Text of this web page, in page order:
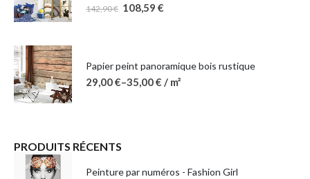
142,90€ 108,59 €
Papier peint panoramique bois rustique
29,00€–35,00€ / m²
PRODUITS RÉCENTS
Peinture par numéros - Fashion Girl